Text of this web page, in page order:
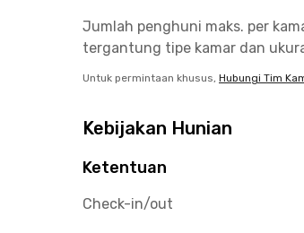
Jumlah penghuni maks. per
tergantung tipe kamar dan
Untuk permintaan khusus, Hubungi Tim
Kebijakan Hunian
Ketentuan
Check-in/out